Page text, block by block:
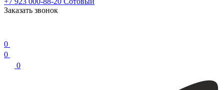
Заказать звонок
0
0
0